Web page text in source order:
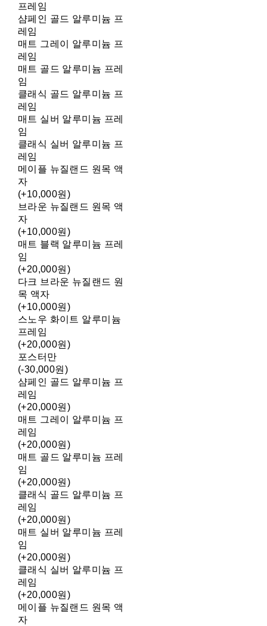
프레임
샴페인 골드 알루미늄 프
레임
매트 그레이 알루미늄 프
레임
매트 골드 알루미늄 프레
임
클래식 골드 알루미늄 프
레임
매트 실버 알루미늄 프레
임
클래식 실버 알루미늄 프
레임
메이플 뉴질랜드 원목 액
자
(+10,000원)
브라운 뉴질랜드 원목 액
자
(+10,000원)
매트 블랙 알루미늄 프레
임
(+20,000원)
다크 브라운 뉴질랜드 원
목 액자
(+10,000원)
스노우 화이트 알루미늄
프레임
(+20,000원)
포스터만
(-30,000원)
샴페인 골드 알루미늄 프
레임
(+20,000원)
매트 그레이 알루미늄 프
레임
(+20,000원)
매트 골드 알루미늄 프레
임
(+20,000원)
클래식 골드 알루미늄 프
레임
(+20,000원)
매트 실버 알루미늄 프레
임
(+20,000원)
클래식 실버 알루미늄 프
레임
(+20,000원)
메이플 뉴질랜드 원목 액
자